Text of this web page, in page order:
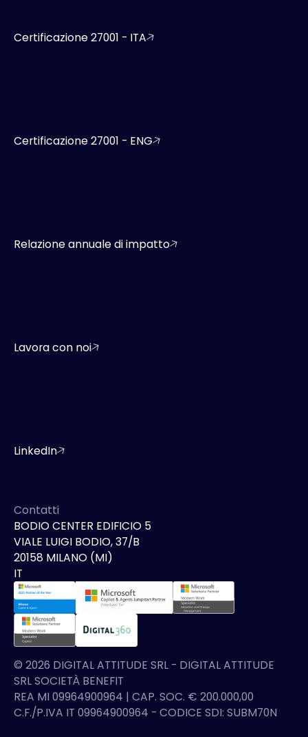
Certificazione 27001 - ITA
Certificazione 27001 - ENG
Relazione annuale di impatto
Lavora con noi
LinkedIn
Contatti
BODIO CENTER EDIFICIO 5
VIALE LUIGI BODIO, 37/B
20158 MILANO (MI)
IT
© 2026 DIGITAL ATTITUDE SRL - DIGITAL ATTITUDE
SRL SOCIETÀ BENEFIT
REA MI 09964900964 | CAP. SOC. € 200.000,00
C.F./P.IVA IT 09964900964 - CODICE SDI: SUBM70N